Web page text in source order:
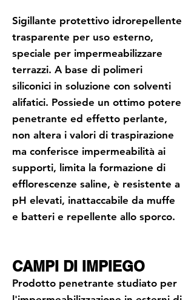
Sigillante protettivo idrorepellente
trasparente per uso esterno,
speciale per impermeabilizzare
terrazzi. A base di polimeri
siliconici in soluzione con solventi
alifatici. Possiede un ottimo potere
penetrante ed effetto perlante,
non altera i valori di traspirazione
ma conferisce impermeabilità ai
supporti, limita la formazione di
efflorescenze saline, è resistente a
pH elevati, inattaccabile da muffe
e batteri e repellente allo sporco.
CAMPI DI IMPIEGO
Prodotto penetrante studiato per